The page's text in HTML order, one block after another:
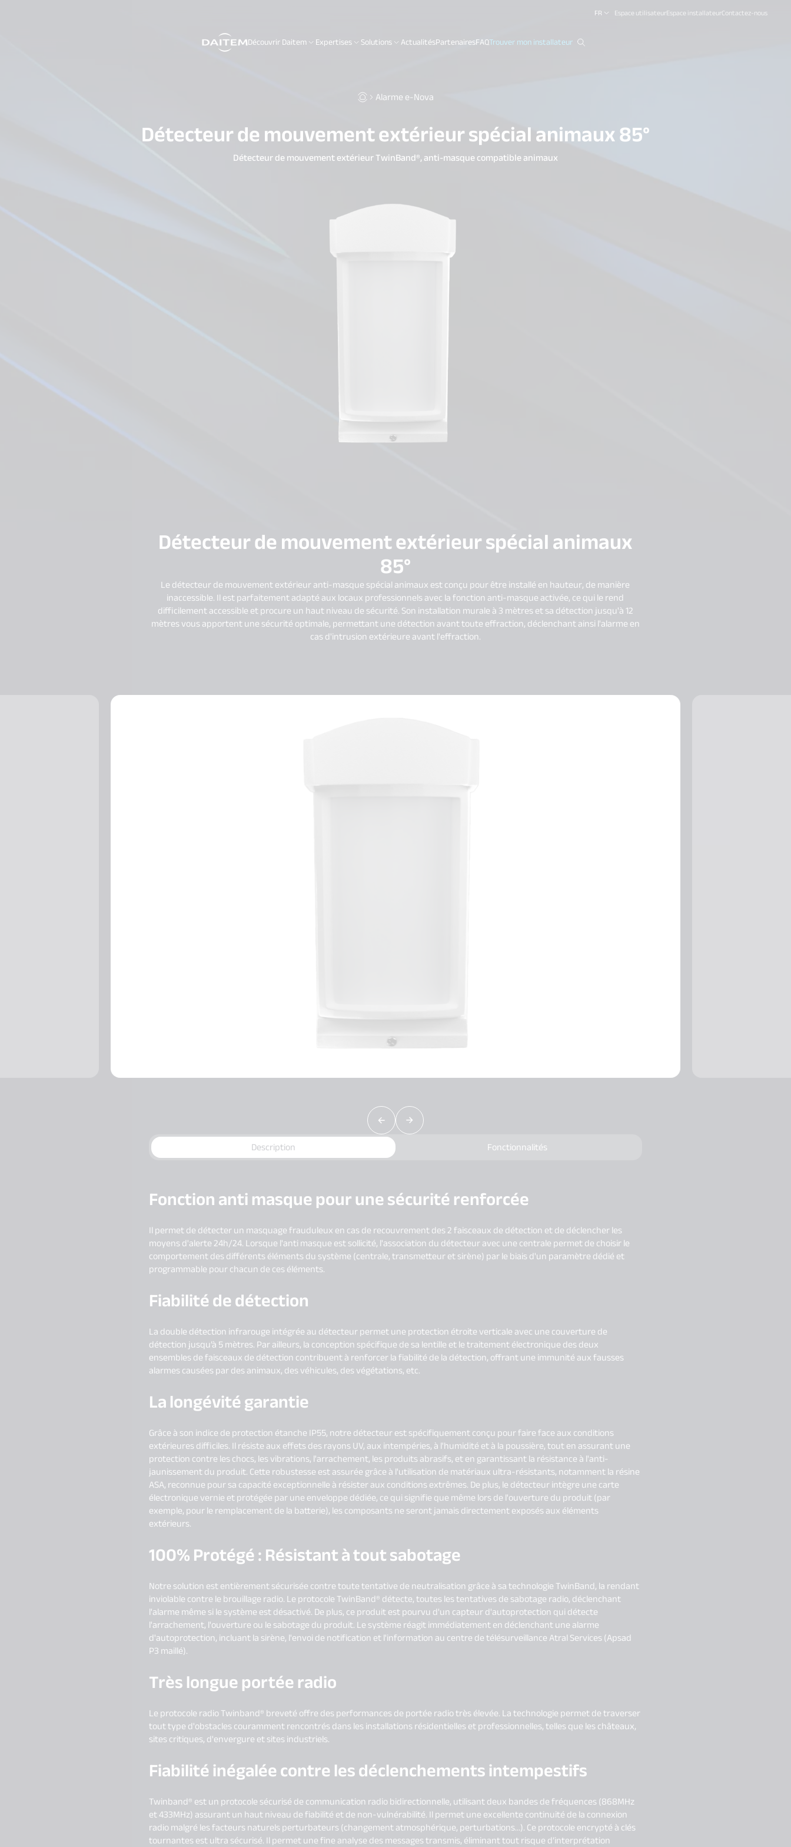
FR Espace utilisateurEspace installateurContactez-nous
Découvrir Daitem Expertises Solutions ActualitésPartenairesFAQTrouver mon installateur
Alarme e-Nova
Détecteur de mouvement extérieur spécial animaux 85°
Détecteur de mouvement extérieur TwinBand®, anti-masque compatible animaux
Détecteur de mouvement extérieur spécial animaux
85°
Le détecteur de mouvement extérieur anti-masque spécial animaux est conçu pour être installé en hauteur, de manière
inaccessible. Il est parfaitement adapté aux locaux professionnels avec la fonction anti-masque activée, ce qui le rend
difficilement accessible et procure un haut niveau de sécurité. Son installation murale à 3 mètres et sa détection jusqu'à 12
mètres vous apportent une sécurité optimale, permettant une détection avant toute effraction, déclenchant ainsi l'alarme en
cas d'intrusion extérieure avant l'effraction.
Description Fonctionnalités
Fonction anti masque pour une sécurité renforcée
Il permet de détecter un masquage frauduleux en cas de recouvrement des 2 faisceaux de détection et de déclencher les
moyens d'alerte 24h/24. Lorsque l'anti masque est sollicité, l'association du détecteur avec une centrale permet de choisir le
comportement des différents éléments du système (centrale, transmetteur et sirène) par le biais d'un paramètre dédié et
programmable pour chacun de ces éléments.
Fiabilité de détection
La double détection infrarouge intégrée au détecteur permet une protection étroite verticale avec une couverture de
détection jusqu’à 5 mètres. Par ailleurs, la conception spécifique de sa lentille et le traitement électronique des deux
ensembles de faisceaux de détection contribuent à renforcer la fiabilité de la détection, offrant une immunité aux fausses
alarmes causées par des animaux, des véhicules, des végétations, etc.
La longévité garantie
Grâce à son indice de protection étanche IP55, notre détecteur est spécifiquement conçu pour faire face aux conditions
extérieures difficiles. Il résiste aux effets des rayons UV, aux intempéries, à l'humidité et à la poussière, tout en assurant une
protection contre les chocs, les vibrations, l'arrachement, les produits abrasifs, et en garantissant la résistance à l'anti-
jaunissement du produit. Cette robustesse est assurée grâce à l'utilisation de matériaux ultra-résistants, notamment la résine
ASA, reconnue pour sa capacité exceptionnelle à résister aux conditions extrêmes. De plus, le détecteur intègre une carte
électronique vernie et protégée par une enveloppe dédiée, ce qui signifie que même lors de l'ouverture du produit (par
exemple, pour le remplacement de la batterie), les composants ne seront jamais directement exposés aux éléments
extérieurs.
100% Protégé : Résistant à tout sabotage
Notre solution est entièrement sécurisée contre toute tentative de neutralisation grâce à sa technologie TwinBand, la rendant
inviolable contre le brouillage radio. Le protocole TwinBand® détecte, toutes les tentatives de sabotage radio, déclenchant
l'alarme même si le système est désactivé. De plus, ce produit est pourvu d'un capteur d'autoprotection qui détecte
l'arrachement, l'ouverture ou le sabotage du produit. Le système réagit immédiatement en déclenchant une alarme
d'autoprotection, incluant la sirène, l'envoi de notification et l'information au centre de télésurveillance Atral Services (Apsad
P3 maillé).
Très longue portée radio
Le protocole radio Twinband® breveté offre des performances de portée radio très élevée. La technologie permet de traverser
tout type d'obstacles couramment rencontrés dans les installations résidentielles et professionnelles, telles que les châteaux,
sites critiques, d'envergure et sites industriels.
Fiabilité inégalée contre les déclenchements intempestifs
Twinband® est un protocole sécurisé de communication radio bidirectionnelle, utilisant deux bandes de fréquences (868MHz
et 433MHz) assurant un haut niveau de fiabilité et de non-vulnérabilité. Il permet une excellente continuité de la connexion
radio malgré les facteurs naturels perturbateurs (changement atmosphérique, perturbations…). Ce protocole encrypté à clés
tournantes est ultra sécurisé. Il permet une fine analyse des messages transmis, éliminant tout risque d’interprétation